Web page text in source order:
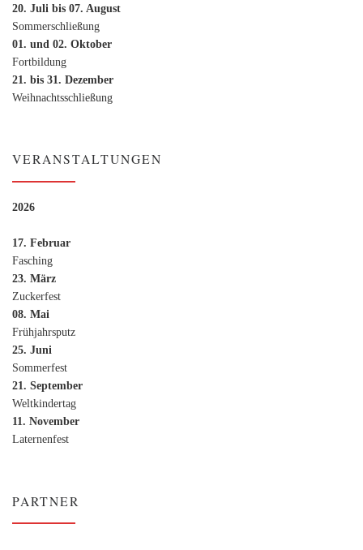
20. Juli bis 07. August
Sommerschließung
01. und 02. Oktober
Fortbildung
21. bis 31. Dezember
Weihnachtsschließung
VERANSTALTUNGEN
2026
17. Februar
Fasching
23. März
Zuckerfest
08. Mai
Frühjahrsputz
25. Juni
Sommerfest
21. September
Weltkindertag
11. November
Laternenfest
PARTNER